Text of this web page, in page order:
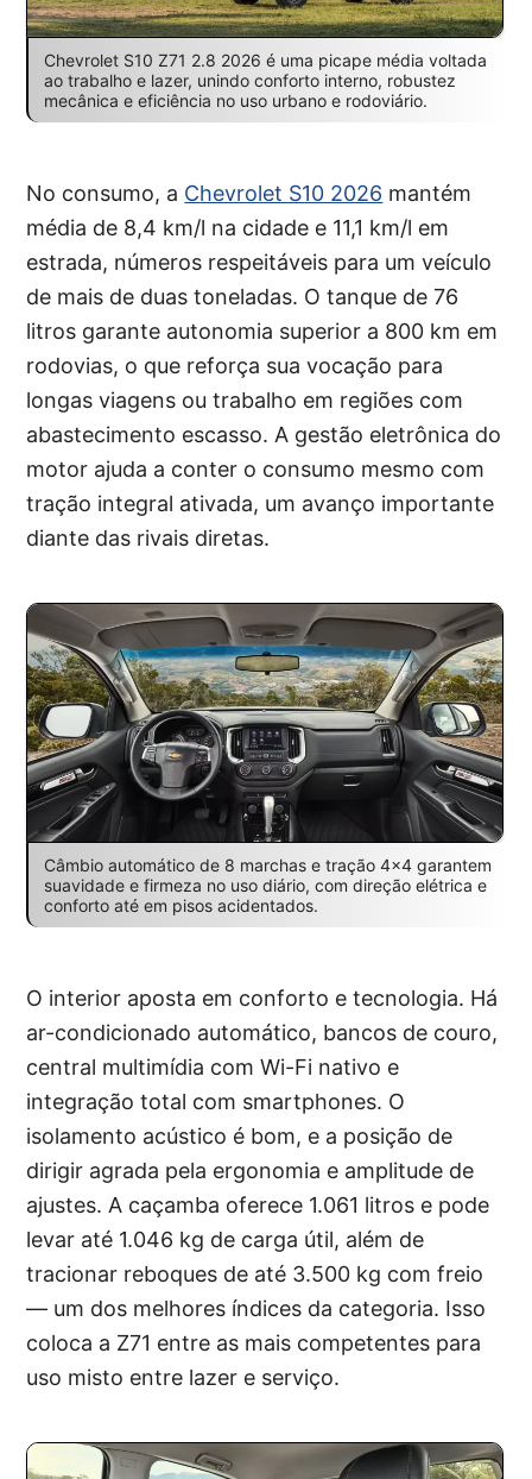
Chevrolet S10 Z71 2.8 2026 é uma picape média voltada
ao trabalho e lazer, unindo conforto interno, robustez
mecânica e eficiência no uso urbano e rodoviário.
No consumo, a Chevrolet S10 2026 mantém
média de 8,4 km/l na cidade e 11,1 km/l em
estrada, números respeitáveis para um veículo
de mais de duas toneladas. O tanque de 76
litros garante autonomia superior a 800 km em
rodovias, o que reforça sua vocação para
longas viagens ou trabalho em regiões com
abastecimento escasso. A gestão eletrônica do
motor ajuda a conter o consumo mesmo com
tração integral ativada, um avanço importante
diante das rivais diretas.
Câmbio automático de 8 marchas e tração 4×4 garantem
suavidade e firmeza no uso diário, com direção elétrica e
conforto até em pisos acidentados.
O interior aposta em conforto e tecnologia. Há
ar-condicionado automático, bancos de couro,
central multimídia com Wi-Fi nativo e
integração total com smartphones. O
isolamento acústico é bom, e a posição de
dirigir agrada pela ergonomia e amplitude de
ajustes. A caçamba oferece 1.061 litros e pode
levar até 1.046 kg de carga útil, além de
tracionar reboques de até 3.500 kg com freio
— um dos melhores índices da categoria. Isso
coloca a Z71 entre as mais competentes para
uso misto entre lazer e serviço.